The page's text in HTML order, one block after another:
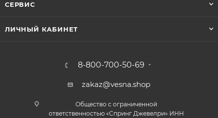
СЕРВИС
ЛИЧНЫЙ КАБИНЕТ
8-800-700-50-69
zakaz@vesna.shop
Общество с ограниченной
ответственностью «Спринг Джевелри» ИНН